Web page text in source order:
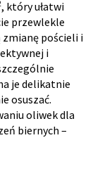
, który ułatwi
przewlekle
zmianę pościeli i
i
je delikatnie
osuszać.
oliwek dla
biernych –